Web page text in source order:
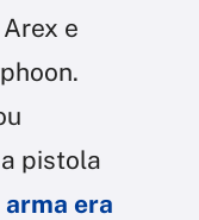
e
pistola
arma era